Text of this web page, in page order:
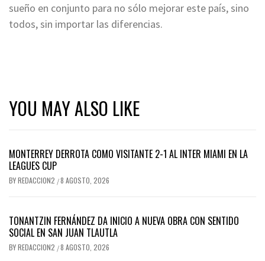
sueño en conjunto para no sólo mejorar este país, sino
todos, sin importar las diferencias.
YOU MAY ALSO LIKE
MONTERREY DERROTA COMO VISITANTE 2-1 AL INTER MIAMI EN LA
LEAGUES CUP
BYREDACCION2 /8 AGOSTO, 2026
TONANTZIN FERNÁNDEZ DA INICIO A NUEVA OBRA CON SENTIDO
SOCIAL EN SAN JUAN TLAUTLA
BYREDACCION2 /8 AGOSTO, 2026